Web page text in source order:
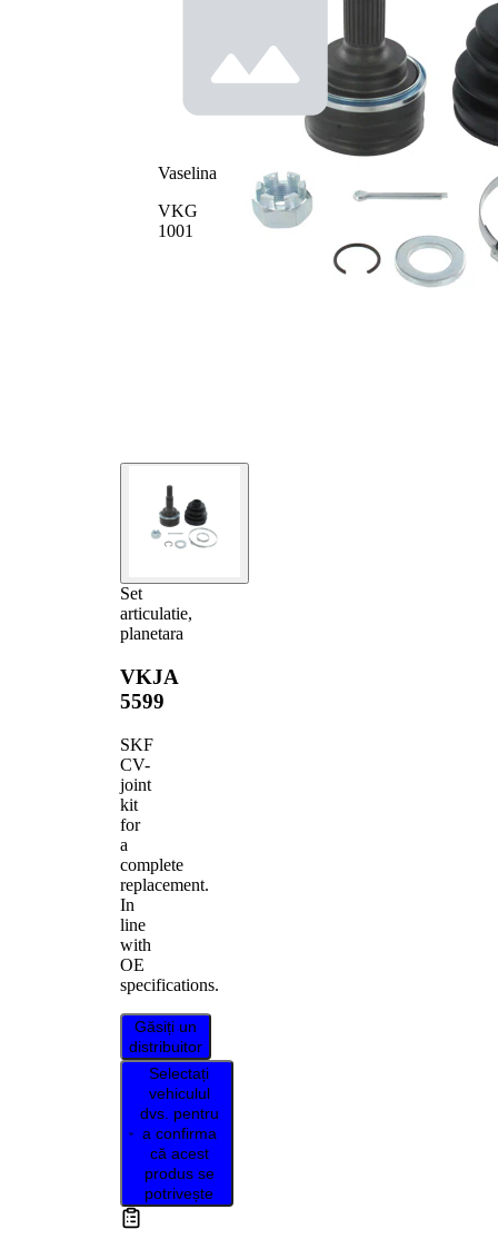
Set
articulatie,
planetara
VKJA
5599
SKF
CV-
joint
kit
for
a
complete
replacement.
In
line
with
OE
specifications.
Găsiți un
distribuitor
Selectați
vehiculul
dvs. pentru
a confirma
că acest
produs se
potrivește
23
Diametru
56 mm
exterior
Tip
articulatie
Articulatie
planetara
Vaselina
VKG
1001